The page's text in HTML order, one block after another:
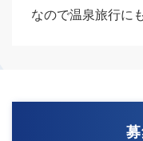
なので温泉旅行に